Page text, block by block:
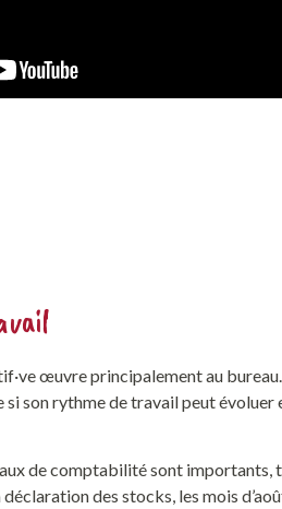
œuvre principalement au
si son rythme de travail peut évoluer
de comptabilité sont importants,
des stocks, les mois